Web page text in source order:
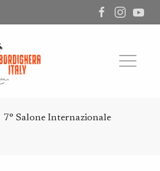
7° Salone Internazionale